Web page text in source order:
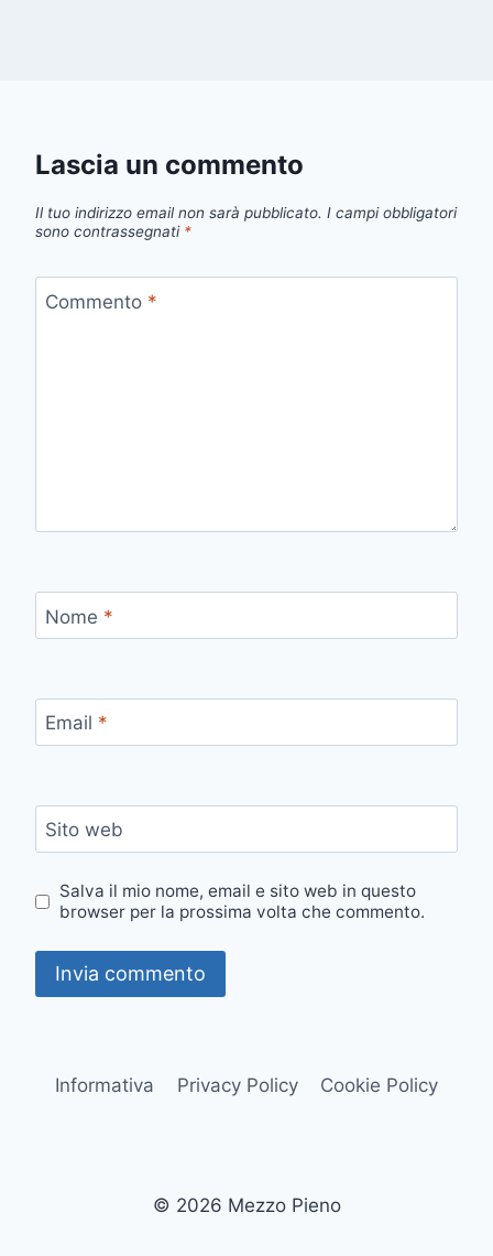
Lascia un commento
Il tuo indirizzo email non sarà pubblicato. I campi obbligatori
sono contrassegnati *
Commento *
Nome *
Email *
Sito web
Salva il mio nome, email e sito web in questo
browser per la prossima volta che commento.
Informativa Privacy Policy Cookie Policy
© 2026 Mezzo Pieno